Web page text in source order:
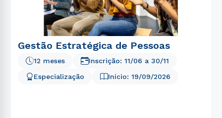
Gestão Estratégica de Pessoas
12 meses
Especialização
Início: 19/09/2026
Inscrição: 11/06 a 30/11